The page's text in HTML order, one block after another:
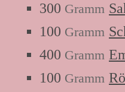
300 Gramm
100 Gramm
400 Gramm
100 Gramm